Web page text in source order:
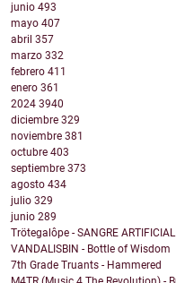
junio 493
mayo 407
abril 357
marzo 332
febrero 411
enero 361
2024 3940
diciembre 329
noviembre 381
octubre 403
septiembre 373
agosto 434
julio 329
junio 289
Trötegalôpe - SANGRE ARTIFICIAL
VANDALISBIN - Bottle of Wisdom
7th Grade Truants - Hammered